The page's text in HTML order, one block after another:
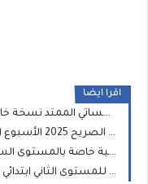
اقرا ايضا
دليل الدعم المؤسساتي
دروس التعليم الصريح 2025 الأسبوع الثاني – الحصة الأولى (جميع المستويات)
خطاطات ذهنية خاصة
النصوص القرائية للمستوى الثاني ابتدائي